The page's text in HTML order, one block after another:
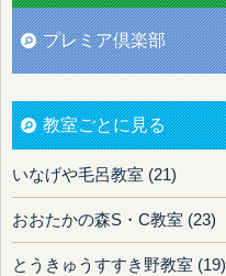
プレミア倶楽部
教室ごとに見る
いなげや毛呂教室 (21)
おおたかの森S・C教室 (23)
とうきゅうすすき野教室 (19)